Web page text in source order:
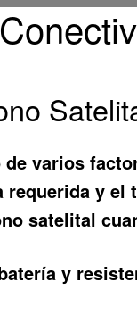
varios
y
satelital
y